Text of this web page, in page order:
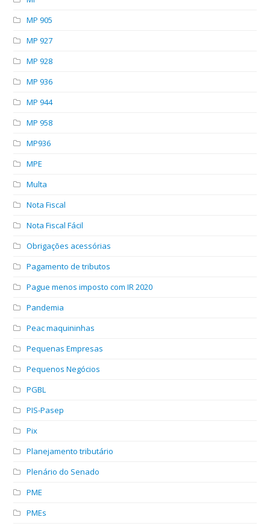
MP 905
MP 927
MP 928
MP 936
MP 944
MP 958
MP936
MPE
Multa
Nota Fiscal
Nota Fiscal Fácil
Obrigações acessórias
Pagamento de tributos
Pague menos imposto com IR 2020
Pandemia
Peac maquininhas
Pequenas Empresas
Pequenos Negócios
PGBL
PIS-Pasep
Pix
Planejamento tributário
Plenário do Senado
PME
PMEs